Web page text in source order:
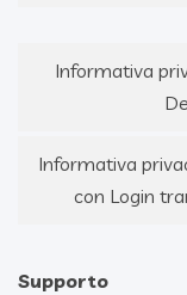
Informativa
Informativa
con Login
Supporto